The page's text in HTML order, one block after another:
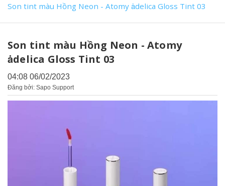
Son tint màu Hồng Neon - Atomy ȧdelica Gloss Tint 03
Son tint màu Hồng Neon - Atomy
ȧdelica Gloss Tint 03
04:08 06/02/2023
Đăng bởi: Sapo Support